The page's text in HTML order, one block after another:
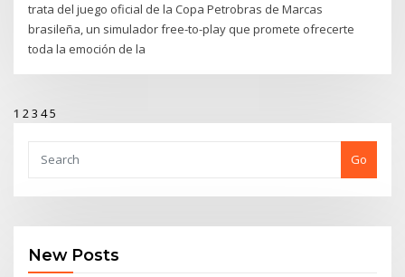
trata del juego oficial de la Copa Petrobras de Marcas
brasileña, un simulador free-to-play que promete ofrecerte
toda la emoción de la
1 23 45
Go
New Posts